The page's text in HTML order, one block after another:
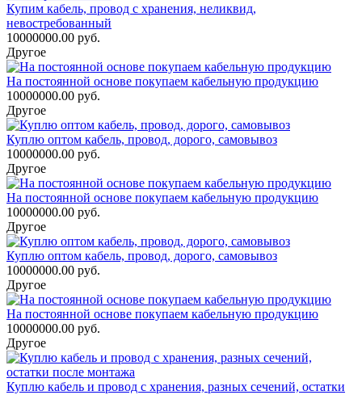
Купим кабель, провод с хранения, неликвид,
невостребованный
10000000.00 руб.
Другое
На постоянной основе покупаем кабельную продукцию
10000000.00 руб.
Другое
Куплю оптом кабель, провод, дорого, самовывоз
10000000.00 руб.
Другое
На постоянной основе покупаем кабельную продукцию
10000000.00 руб.
Другое
Куплю оптом кабель, провод, дорого, самовывоз
10000000.00 руб.
Другое
На постоянной основе покупаем кабельную продукцию
10000000.00 руб.
Другое
Куплю кабель и провод с хранения, разных сечений, остатки